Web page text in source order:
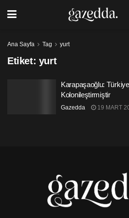
Ana Sayfa Tag yurt
Etiket: yurt
Karapaşaoğlu:
Kolonileştirmiştir
Gazedda 19 MART